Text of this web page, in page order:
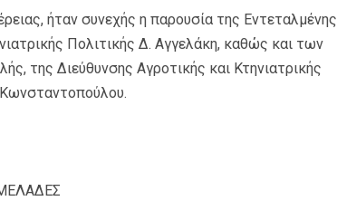
ήταν συνεχής η παρουσία της Εντεταλμένης
Πολιτικής Δ. Αγγελάκη, καθώς και των
της Διεύθυνσης Αγροτικής και Κτηνιατρικής